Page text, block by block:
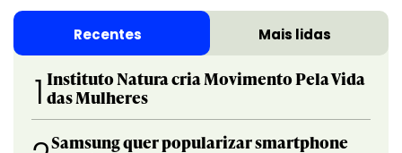
Recentes Mais lidas
1 Instituto Natura cria Movimento Pela Vida
das Mulheres
Samsung quer popularizar smartphone